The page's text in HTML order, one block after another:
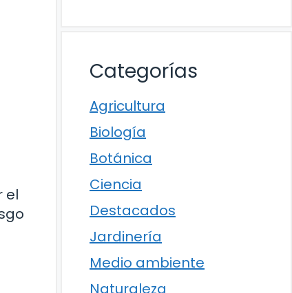
el
Categorías
Agricultura
Biología
Botánica
Ciencia
Destacados
Jardinería
Medio ambiente
Naturaleza